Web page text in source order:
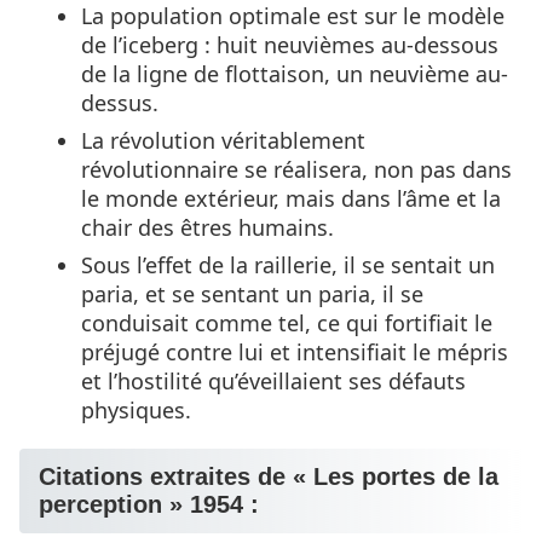
La population optimale est sur le modèle
de l’iceberg : huit neuvièmes au-dessous
de la ligne de flottaison, un neuvième au-
dessus.
La révolution véritablement
révolutionnaire se réalisera, non pas dans
le monde extérieur, mais dans l’âme et la
chair des êtres humains.
Sous l’effet de la raillerie, il se sentait un
paria, et se sentant un paria, il se
conduisait comme tel, ce qui fortifiait le
préjugé contre lui et intensifiait le mépris
et l’hostilité qu’éveillaient ses défauts
physiques.
Citations extraites de « Les portes de la
perception » 1954 :